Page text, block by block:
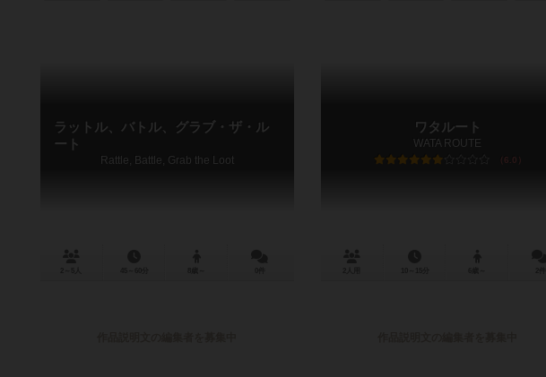
ラットル、バトル、グラブ・ザ・ル
ート
Rattle, Battle, Grab the Loot
ワタルート
WATA ROUTE
6.0